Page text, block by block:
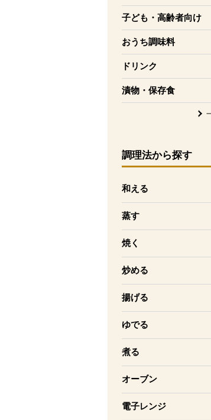
子ども・高齢者向け
を開く
おうち調味料
を開く
ドリンク
を開く
漬物・保存食
を開く
調理法から探す
和える
蒸す
焼く
炒める
揚げる
ゆでる
煮る
オーブン
電子レンジ